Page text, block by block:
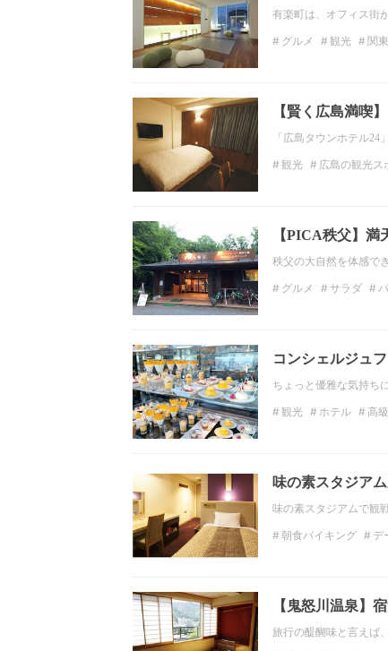
有楽町は、オフィス街
グルメ 観光 関
【賢く広島満喫
「広島タウンホテル
観光 広島の観光ス
【PICA秩父】
秩父の大自然を体感で
グルメ サラダ
コンシェルジュ
ちょっと優雅な気持ち
観光 ホテル 高
味の素スタジア
味の素スタジアムで観
朝食バイキング デ
【鬼怒川温泉】
旅行の醍醐味と言えば